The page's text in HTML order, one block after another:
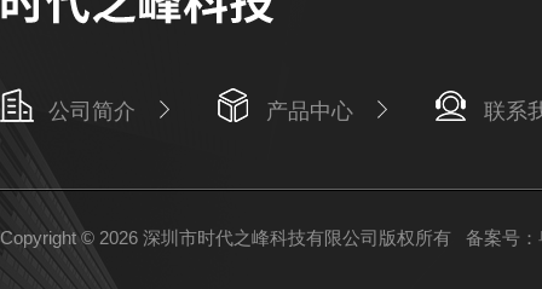
公司简介 产品中心 联系
Copyright © 2026 深圳市时代之峰科技有限公司版权所有 备案号